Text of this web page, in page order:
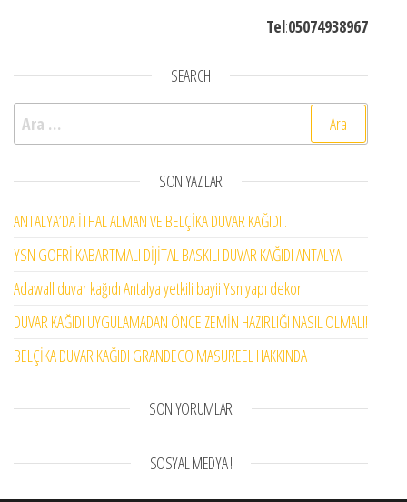
Tel:05074938967
SEARCH
Arama:
SON YAZILAR
ANTALYA’DA İTHAL ALMAN VE BELÇİKA DUVAR KAĞIDI .
YSN GOFRİ KABARTMALI DİJİTAL BASKILI DUVAR KAĞIDI ANTALYA
Adawall duvar kağıdı Antalya yetkili bayii Ysn yapı dekor
DUVAR KAĞIDI UYGULAMADAN ÖNCE ZEMİN HAZIRLIĞI NASIL OLMALI!
BELÇİKA DUVAR KAĞIDI GRANDECO MASUREEL HAKKINDA
SON YORUMLAR
SOSYAL MEDYA !